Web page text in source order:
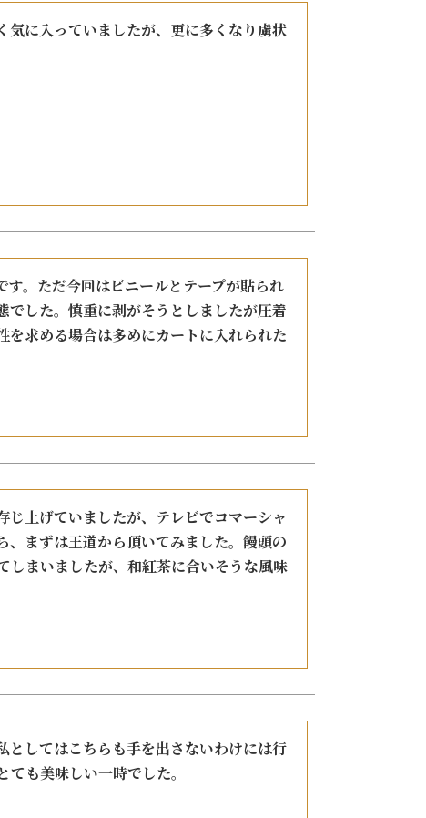
気に入っていましたが、更に多くなり虜状
。ただ今回はビニールとテープが貼られ
した。慎重に剥がそうとしましたが圧着
求める場合は多めにカートに入れられた
上げていましたが、テレビでコマーシャ
まずは王道から頂いてみました。饅頭の
しまいましたが、和紅茶に合いそうな風味
してはこちらも手を出さないわけには行
も美味しい一時でした。